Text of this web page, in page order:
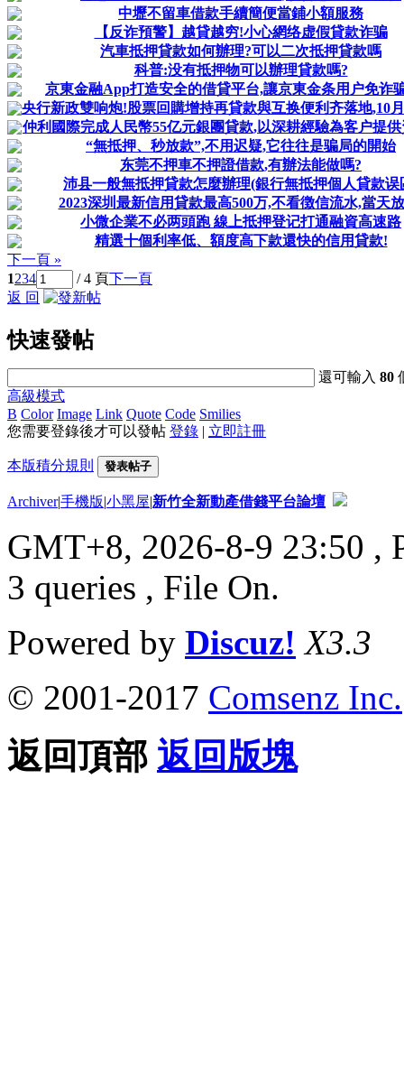
中壢不留車借款手續簡便當鋪小額服務
【反诈預警】越貸越穷!小心網络虚假貸款诈骗
汽車抵押貸款如何辦理?可以二次抵押貸款嗎
科普:没有抵押物可以辦理貸款嗎?
京東金融App打造安全的借貸平台,讓京東金条用户免诈
央行新政雙响炮!股票回購增持再貸款與互换便利齐落地,10
仲利國際完成人民幣55亿元銀團貸款,以深耕經驗為客户提
“無抵押、秒放款”,不用迟疑,它往往是骗局的開始
东莞不押車不押證借款,有辦法能做嗎?
沛县一般無抵押貸款怎麼辦理(銀行無抵押個人貸款误
2023深圳最新信用貸款最高500万,不看徴信流水,當天
小微企業不必两頭跑 線上抵押登记打通融資高速路
精選十個利率低、額度高下款還快的信用貸款!
下一頁 »
1234 / 4 頁下一頁
返 回
快速發帖
還可輸入80
高級模式
B Color Image Link Quote Code Smilies
您需要登錄後才可以發帖 登錄 | 立即註冊
本版積分規則 發表帖子
Archiver|手機版|小黑屋|新竹全新動產借錢平台論壇
GMT+8, 2026-8-9 23:50 ,
3 queries , File On.
Powered by Discuz! X3.3
© 2001-2017 Comsenz Inc.
返回頂部 返回版塊